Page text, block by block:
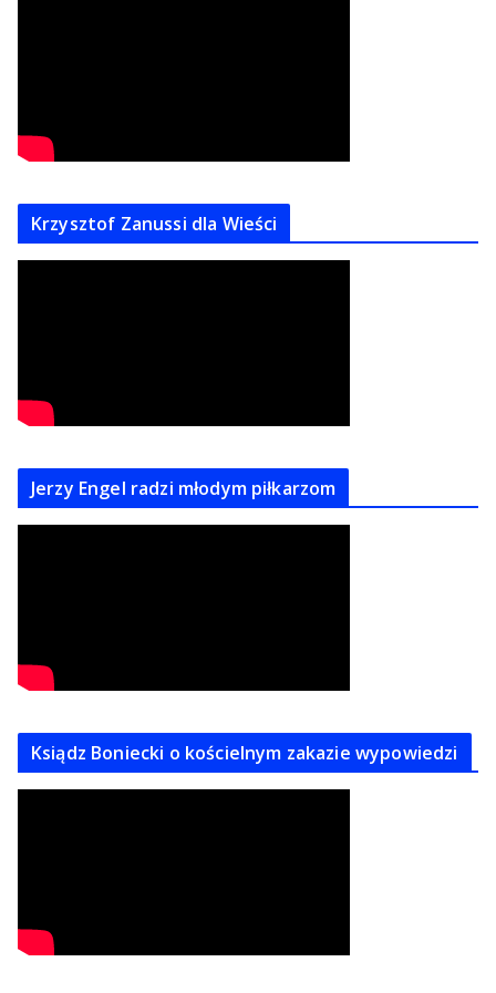
Krzysztof Zanussi dla Wieści
Jerzy Engel radzi młodym piłkarzom
Ksiądz Boniecki o kościelnym zakazie wypowiedzi